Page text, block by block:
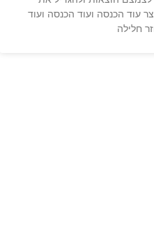
עוד הכנסה ועוד הכנסה ועוד
חלילה